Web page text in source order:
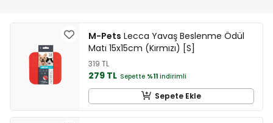
M-Pets Lecca Yavaş Beslenme Ödül
Matı 15x15cm (Kırmızı) [S]
319 TL
279 TL Sepette %11 indirimli
Sepete Ekle